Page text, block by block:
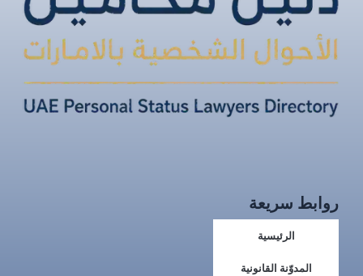
روابط سريعة
الرئيسية
المدوّنة القانونية